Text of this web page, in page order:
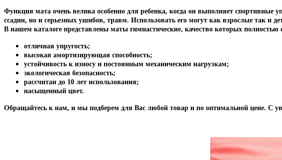
Функция мата очень велика особенно для ребенка, когда он выполняет спортивные
ссадин, но и серьезных ушибов, травм. Использовать его могут как взрослые так и
В нашем каталоге представлены маты гимнастические, качество которых
отличная упругость;
высокая амортизирующая способность;
устойчивость к износу и постоянным механическим нагрузкам;
экологическая безопасность;
рассчитан до 10 лет использования;
насыщенный цвет.
Обращайтесь к нам, и мы подберем для Вас любой товар и по оптимальной цене. С